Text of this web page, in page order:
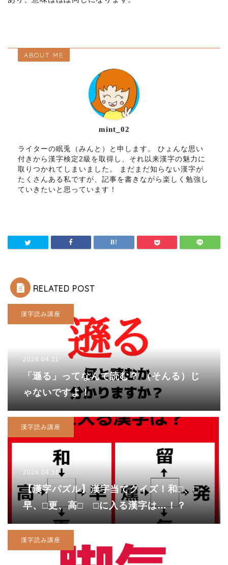
ABOUT ME
mint_02
ライターの眠兎（みんと）と申します。 ひょんな思い
付きから漢字検定2級を取得し、それ以来漢字の魅力に
取りつかれてしまいました。 まだまだ知らない漢字が
たくさんある私ですが、記事を書きながら楽しく勉強し
ていきたいと思っています！
RELATED POST
漢字読み講座
2026.04.11
「遜る」ってなんて読む？ （そんる）じ
ゃないですよ！
漢字読み講座
2026.04.16
【漢字パズル】漢字当てクイズ！和□、□
早、□更、高□ □に入る漢字は…！？
漢字読み講座